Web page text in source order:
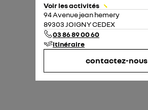
Voir les activités
94 Avenue jean hemery
89303 JOIGNY CEDEX
03 86 89 00 60
itinéraire
contactez-nous